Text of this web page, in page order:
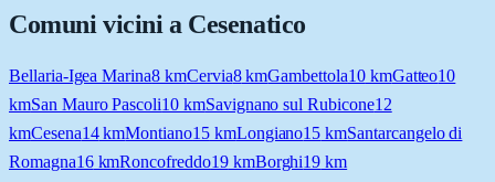
Comuni vicini a Cesenatico
Bellaria-Igea Marina8 kmCervia8kmGambettola10kmGatteo10
kmSan Mauro Pascoli10 kmSavignano sul Rubicone12
kmCesena14kmMontiano15kmLongiano15 kmSantarcangelo di
Romagna16kmRoncofreddo19kmBorghi19 km